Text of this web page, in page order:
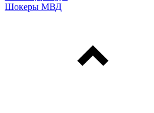
Шокеры МВД